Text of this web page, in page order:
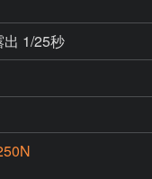
出 1/25秒